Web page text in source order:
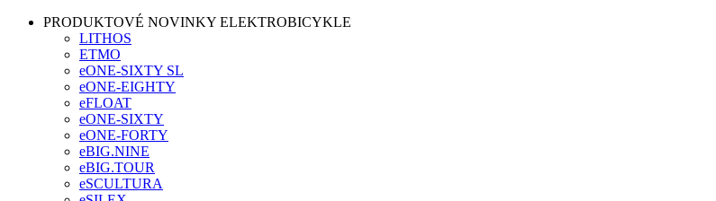
PRODUKTOVÉ NOVINKY ELEKTROBICYKLE
LITHOS
ETMO
eONE-SIXTY SL
eONE-EIGHTY
eFLOAT
eONE-SIXTY
eONE-FORTY
eBIG.NINE
eBIG.TOUR
eSCULTURA